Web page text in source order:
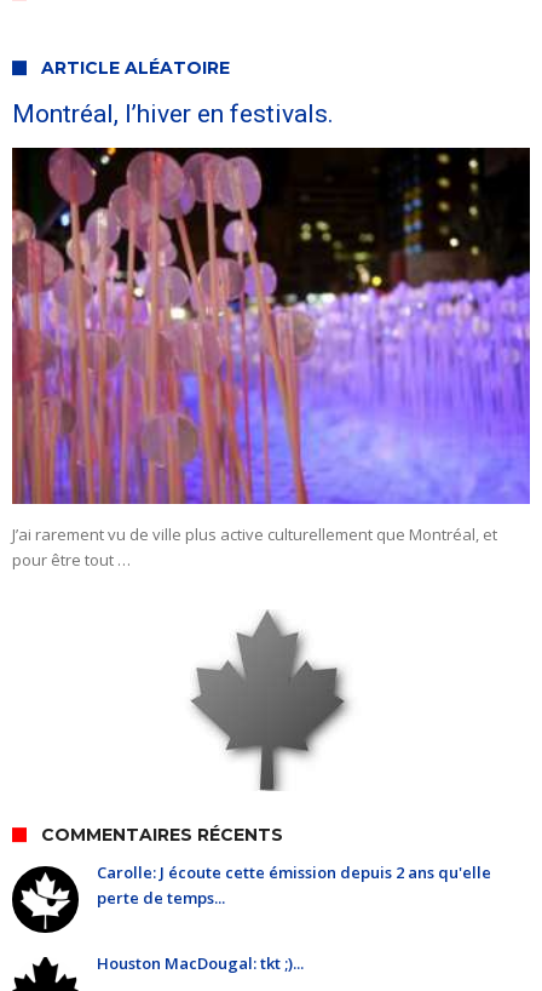
ARTICLE ALÉATOIRE
Montréal, l’hiver en festivals.
J’ai rarement vu de ville plus active culturellement que Montréal, et
pour être tout …
COMMENTAIRES RÉCENTS
Carolle: J écoute cette émission depuis 2 ans qu'elle
perte de temps...
Houston MacDougal: tkt ;)...